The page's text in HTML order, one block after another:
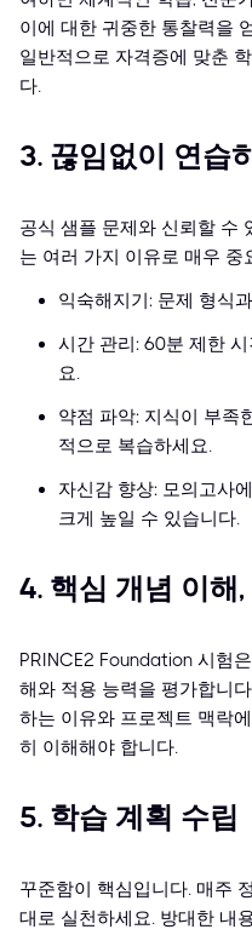
이에 대한 귀중한 통찰력을
일반적으로 자격증에 맞춘
다.
3. 끊임없이 연습
공식 샘플 문제와 신뢰할 수
는 여러 가지 이유로 매우 중
익숙해지기: 문제 형식
시간 관리: 60분 제한
요.
약점 파악: 지식이 부족
적으로 복습하세요.
자신감 향상: 모의고사
크게 높일 수 있습니다.
4. 핵심 개념 이해
PRINCE2 Foundation 시험
해와 적용 능력을 평가합니
하는 이유와 프로젝트 맥락
히 이해해야 합니다.
5. 학습 계획 수립
꾸준함이 핵심입니다. 매주
대로 실천하세요. 방대한 내